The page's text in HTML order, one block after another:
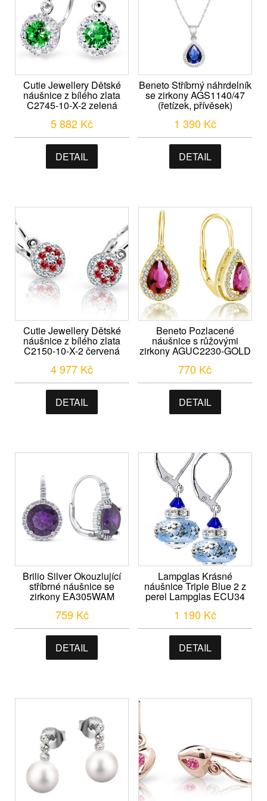
Cutie Jewellery Dětské
náušnice z bílého zlata
C2745-10-X-2 zelená
5 882 Kč
DETAIL
Beneto Stříbrný náhrdelník
se zirkony AGS1140/47
(řetízek, přívěsek)
1 390 Kč
DETAIL
Cutie Jewellery Dětské
náušnice z bílého zlata
C2150-10-X-2 červená
4 977 Kč
DETAIL
Beneto Pozlacené
náušnice s růžovými
zirkony AGUC2230-GOLD
770 Kč
DETAIL
Brilio Silver Okouzlující
stříbrné náušnice se
zirkony EA305WAM
759 Kč
DETAIL
Lampglas Krásné
náušnice Triple Blue 2 z
perel Lampglas ECU34
1 190 Kč
DETAIL